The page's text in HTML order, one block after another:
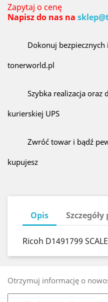
Zapytaj o cenę
Napisz do nas na
Dokonuj
tonerworld.pl
Szybka realizacja oraz
kurierskiej UPS
Zwróć towar i bądź
kupujesz
Opis
Ricoh D1491799
Otrzymuj informację o